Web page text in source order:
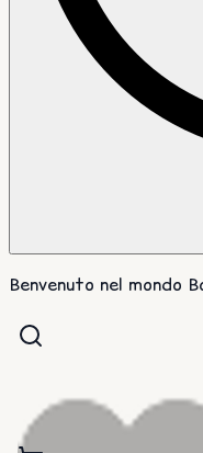
Benvenuto nel mondo